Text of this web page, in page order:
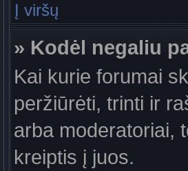
Į viršų
» Kodėl negaliu
Kai kurie forumai
peržiūrėti, trinti ir
arba moderatoriai,
kreiptis į juos.